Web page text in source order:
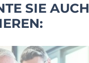
SIE AUCH